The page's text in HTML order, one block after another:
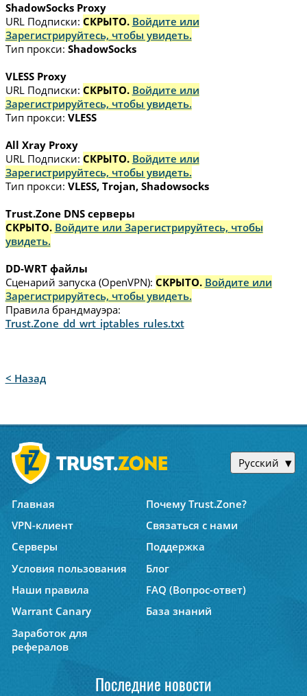
ShadowSocks Proxy
URL Подписки: СКРЫТО. Войдите или
Зарегистрируйтесь, чтобы увидеть.
Тип прокси: ShadowSocks
VLESS Proxy
URL Подписки: СКРЫТО. Войдите или
Зарегистрируйтесь, чтобы увидеть.
Тип прокси: VLESS
All Xray Proxy
URL Подписки: СКРЫТО. Войдите или
Зарегистрируйтесь, чтобы увидеть.
Тип прокси: VLESS, Trojan, Shadowsocks
Trust.Zone DNS серверы
СКРЫТО. Войдите или Зарегистрируйтесь, чтобы
увидеть.
DD-WRT файлы
Сценарий запуска (OpenVPN): СКРЫТО. Войдите или
Зарегистрируйтесь, чтобы увидеть.
Правила брандмауэра:
Trust.Zone_dd_wrt_iptables_rules.txt
< Назад
Русский
Главная
Почему Trust.Zone?
VPN-клиент
Связаться с нами
Серверы
Поддержка
Условия пользования
Блог
Наши правила
FAQ (Вопрос-ответ)
Warrant Canary
База знаний
Заработок для
рефералов
Последние новости